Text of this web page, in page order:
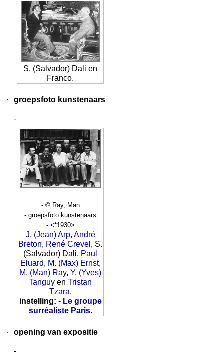
S. (Salvador) Dali en
Franco.
· groepsfoto kunstenaars
-
- © Ray, Man
- groepsfoto kunstenaars
- <*1930>
J. (Jean) Arp, André
Breton, René Crevel , S.
(Salvador) Dali, Paul
Eluard, M. (Max) Ernst,
M. (Man) Ray, Y. (Yves)
Tanguy en Tristan
Tzara.
instelling: - Le groupe
surréaliste Paris.
· opening van expositie